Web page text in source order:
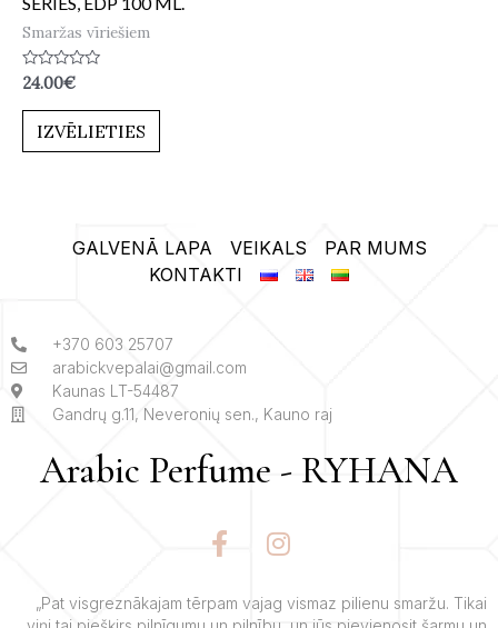
Smaržas vīriešiem
Novērtēts
ar
0
24.00€
IZVĒLIETIES
GALVENĀ LAPA VEIKALS
PAR MUMS
KONTAKTI
+370 603 25707
arabickvepalai@gmail.com
Kaunas LT-54487
Gandrų g.11, Neveronių sen., Kauno raj
Arabic Perfume - RYHANA
F
a
e
I
n
t
„Pat visgreznākajam tērpam vajag vismaz pilienu smaržu. Tikai